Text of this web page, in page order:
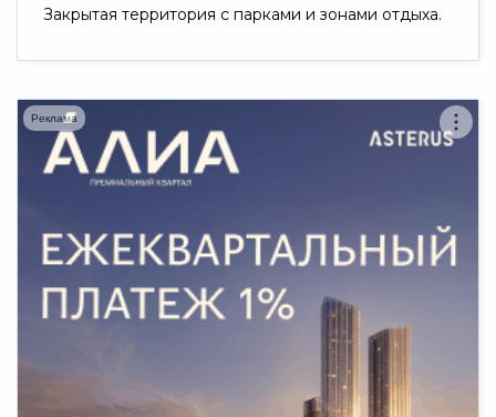
Закрытая территория с парками и зонами отдыха.
Реклама